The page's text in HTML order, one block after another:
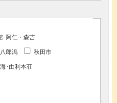
･阿仁・森吉
郎潟 秋田市
･由利本荘